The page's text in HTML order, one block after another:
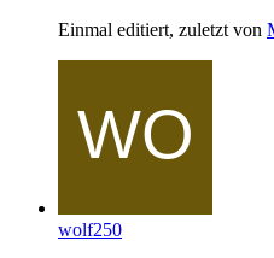
Einmal editiert, zuletzt von
wolf250